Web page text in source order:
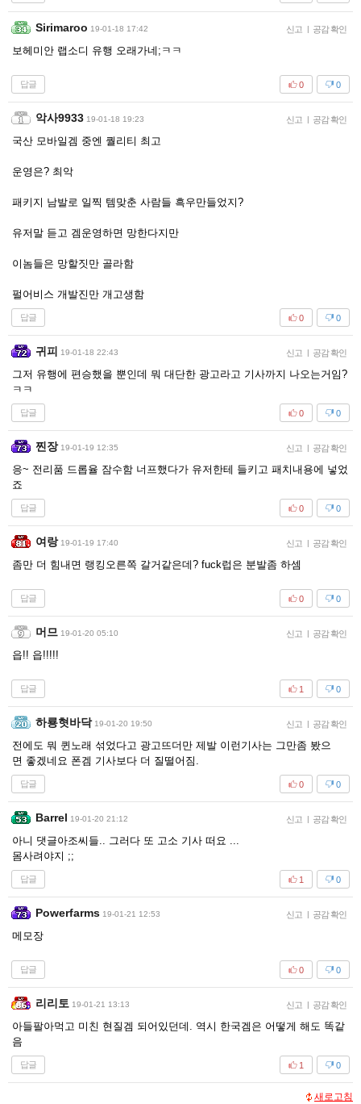
Sirimaroo 19-01-18 17:42 신고 | 공감 확인
보헤미안 랩소디 유행 오래가네;ㅋㅋ
답글 0
0
악사9933 19-01-18 19:23 신고 | 공감 확인
국산 모바일겜 중엔 퀄리티 최고
운영은? 최악
패키지 남발로 일찍 템맞춘 사람들 흑우만들었지?
유저말 듣고 겜운영하면 망한다지만
이놈들은 망할짓만 골라함
펄어비스 개발진만 개고생함
답글 0
0
귀피 19-01-18 22:43 신고 | 공감 확인
그저 유행에 편승했을 뿐인데 뭐 대단한 광고라고 기사까지 나오는거임?
ㅋㅋ
답글 0
0
찐장 19-01-19 12:35 신고 | 공감 확인
응~ 전리품 드롭율 잠수함 너프했다가 유저한테 들키고 패치내용에 넣었
죠
답글 0
0
여랑 19-01-19 17:40 신고 | 공감 확인
좀만 더 힘내면 랭킹오른쪽 갈거같은데? fuck럽은 분발좀 하셈
답글 0
0
머므 19-01-20 05:10 신고 | 공감 확인
읍!! 읍!!!!!
답글 0
1
하룡혓바닥 19-01-20 19:50 신고 | 공감 확인
전에도 뭐 퀸노래 섞었다고 광고뜨더만 제발 이런기사는 그만좀 봤으
면 좋겠네요 폰겜 기사보다 더 질떨어짐.
답글 0
0
Barrel 19-01-20 21:12 신고 | 공감 확인
아니 댓글아조씨들.. 그러다 또 고소 기사 떠요 ...
몸사려야지 ;;
답글 0
1
Powerfarms 19-01-21 12:53 신고 | 공감 확인
메모장
답글 0
0
리리토 19-01-21 13:13 신고 | 공감 확인
아들팔아먹고 미친 현질겜 되어있던데. 역시 한국겜은 어떻게 해도 똑같
음
답글 0
1
새로고침